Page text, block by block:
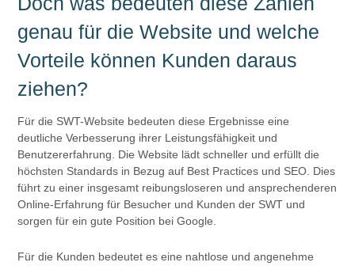
genau für die Website und welche
Vorteile können Kunden daraus
ziehen?
Für die SWT-Website bedeuten diese Ergebnisse eine
deutliche Verbesserung ihrer Leistungsfähigkeit und
Benutzererfahrung. Die Website lädt schneller und erfüllt die
höchsten Standards in Bezug auf Best Practices und SEO. Dies
führt zu einer insgesamt reibungsloseren und ansprechenderen
Online-Erfahrung für Besucher und Kunden der SWT und
sorgen für ein gute Position bei Google.
Für die Kunden bedeutet es eine nahtlose und angenehme